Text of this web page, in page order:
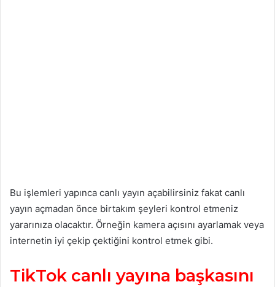
Bu işlemleri yapınca canlı yayın açabilirsiniz fakat canlı
yayın açmadan önce birtakım şeyleri kontrol etmeniz
yararınıza olacaktır. Örneğin kamera açısını ayarlamak veya
internetin iyi çekip çektiğini kontrol etmek gibi.
TikTok canlı yayına başkasını